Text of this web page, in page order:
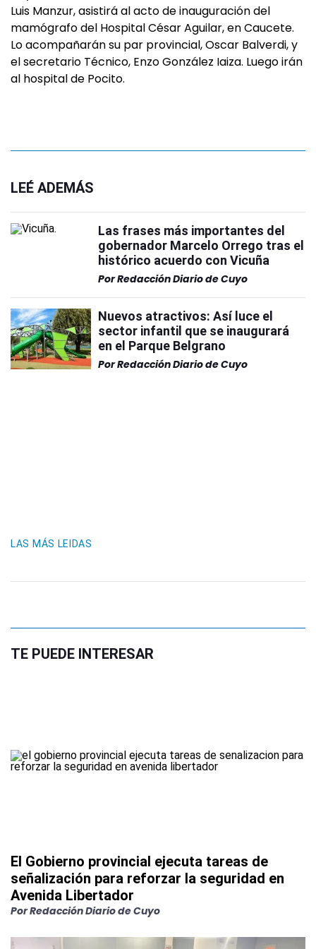
Luis Manzur, asistirá al acto de inauguración del
mamógrafo del Hospital César Aguilar, en Caucete.
Lo acompañarán su par provincial, Oscar Balverdi, y
el secretario Técnico, Enzo González Iaiza. Luego irán
al hospital de Pocito.
LEÉ ADEMÁS
Las frases más importantes del
gobernador Marcelo Orrego tras el
histórico acuerdo con Vicuña
PorRedacción Diario de Cuyo
Nuevos atractivos: Así luce el
sector infantil que se inaugurará
en el Parque Belgrano
PorRedacción Diario de Cuyo
LAS MÁS LEIDAS
TE PUEDE INTERESAR
El Gobierno provincial ejecuta tareas de
señalización para reforzar la seguridad en
Avenida Libertador
PorRedacción Diario de Cuyo